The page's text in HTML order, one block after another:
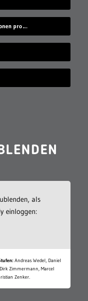
Weltkarte mit bedeutendsten Personen pro Geburtsort
als
einloggen:
Andreas Wedel, Daniel
Zimmermann, Marcel
Zenker.